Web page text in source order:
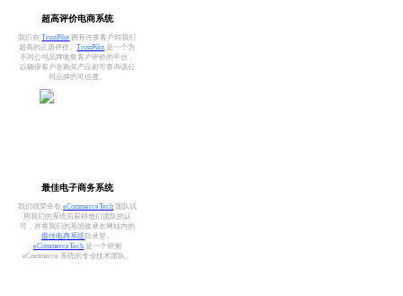
超高评价电商系统
我们在TrustPilot 拥有许多客户对我们
超高的正面评价。TrustPilot 是一个为
不同公司品牌收集客户评价的平台，
以确保客户在购买产品前可查询该公
司品牌的可信度。
最佳电子商务系统
我们很荣幸在 eCommerceTech团队试
用我们的系统后获得他们团队的认
可，并将我们的系统收录在网站内的
最佳电商系统目录里。
eCommerceTech是一个评测
eCommerce 系统的专业技术团队。